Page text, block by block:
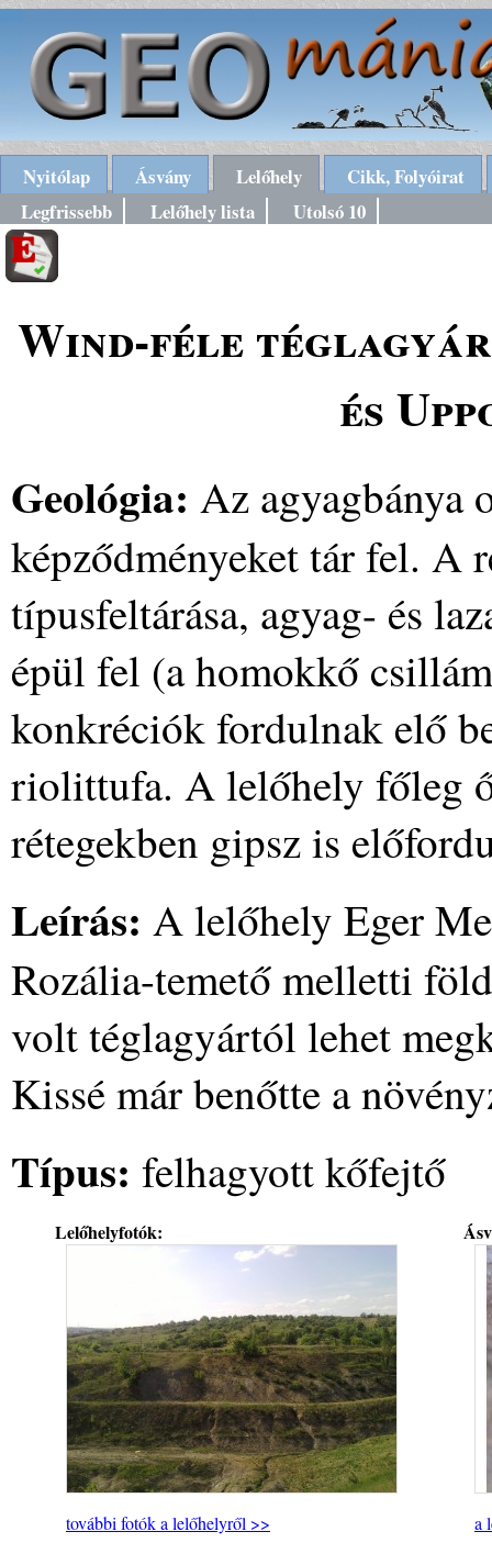
Nyitólap Ásvány Lelőhely
Cikk, Folyóirat
Legfrissebb
Lelőhely lista Utolsó 10
Wind-féle téglagyár
és
Geológia: Az agyagbánya
képződményeket tár fel. A
típusfeltárása, agyag- és
épül fel (a homokkő
konkréciók fordulnak elő
riolittufa. A lelőhely főleg
rétegekben gipsz is
Leírás: A lelőhely Eger
Rozália-temető melletti
volt téglagyártól lehet
Kissé már benőtte a
Típus: felhagyott kőfejtő
Lelőhelyfotók:
további fotók a lelőhelyről >> a